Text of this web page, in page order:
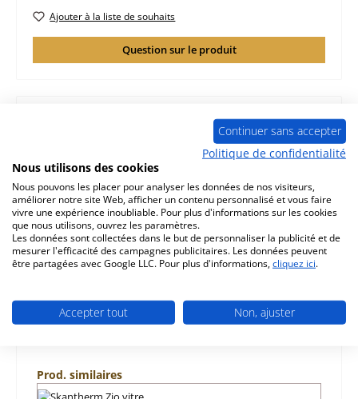
Ajouter à la liste de souhaits
Question sur le produit
d‘origine pierre latérale droit avant B pour le poêle
Skantherm Zio Convient aux modèles sans air tertiaire
Skantherm Zio…Plus
Caractéristiques
Informations sur la sécurité du produit
Ignorer la galerie de produits
Prod. similaires
Continuer sans accepter
Politique de confidentialité
Nous utilisons des cookies
Nous pouvons les placer pour analyser les données de nos visiteurs,
améliorer notre site Web, afficher un contenu personnalisé et vous faire
vivre une expérience inoubliable. Pour plus d'informations sur les cookies
que nous utilisons, ouvrez les paramètres.
Les données sont collectées dans le but de personnaliser la publicité et de
mesurer l'efficacité des campagnes publicitaires. Les données peuvent
être partagées avec Google LLC. Pour plus d'informations, cliquez ici.
Accepter tout Non, ajuster